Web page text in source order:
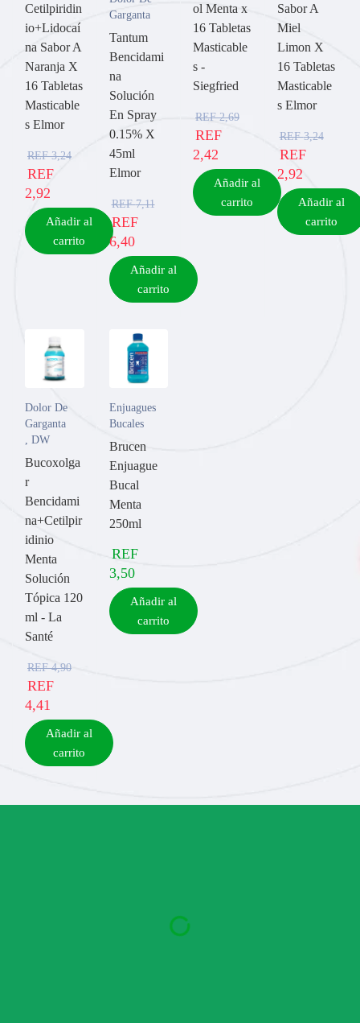
Cetilpiridin
io+Lidocaí
na Sabor A
Naranja X
16 Tabletas
Masticable
s Elmor
REF3,24
REF
2,92
Añadir al
carrito
Garganta
Tantum
Bencidami
na
Solución
En Spray
0.15% X
45ml
Elmor
REF7,11
REF
6,40
Añadir al
carrito
ol Menta x
16 Tabletas
Masticable
s -
Siegfried
REF2,69
REF
2,42
Añadir al
carrito
Sabor A
Miel
Limon X
16 Tabletas
Masticable
s Elmor
REF3,24
REF
2,92
Añadir al
carrito
Dolor De
Garganta
, DW
Bucoxolga
r
Bencidami
na+Cetilpir
idinio
Menta
Solución
Tópica 120
ml - La
Santé
REF4,90
REF
4,41
Añadir al
carrito
Enjuagues
Bucales
Brucen
Enjuague
Bucal
Menta
250ml
REF
3,50
Añadir al
carrito